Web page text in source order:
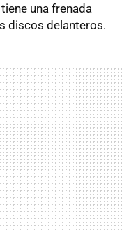
una frenada
discos delanteros.